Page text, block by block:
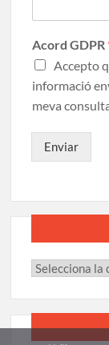
Acord GDPR
Accepto
informació
meva
Enviar